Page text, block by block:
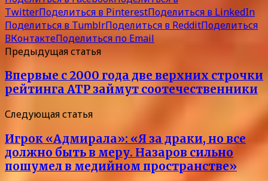
TwitterПоделиться в PinterestПоделиться в LinkedIn
Поделиться в TumblrПоделиться в RedditПоделиться
ВКонтактеПоделиться по Email
Предыдущая статья
Впервые с 2000 года две верхних строчки
рейтинга АТР займут соотечественники
Следующая статья
Игрок «Адмирала»: «Я за драки, но все
должно быть в меру. Назаров сильно
пошумел в медийном пространстве»